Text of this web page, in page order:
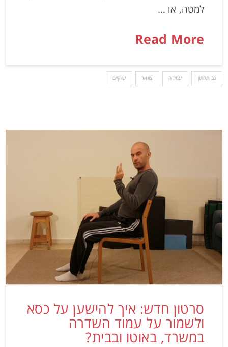
למטה, או …
Read More
גב תחתון עמידה צוואר שוקיים
סרטון חדש: איך להישען על כסא
ולשמור על עמוד השדרה
במשרד, באוטו ובבית?